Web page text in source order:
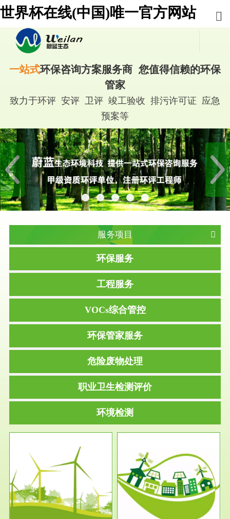
世界杯在线(中国)唯一官方网站
一站式环保咨询方案服务商 您值得信赖的环保
管家
致力于环评 安评 卫评 竣工验收 排污许可证 应急
预案等
服务项目
环保服务
工程服务
VOCs综合管控
环保管家服务
危险废物处理
职业卫生检测评价
环境检测
服务范围
环保竣工验收
根据《建设项目环境保护管理条